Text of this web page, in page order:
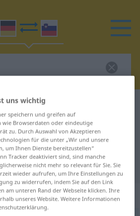
Wörterbuch
Übersetzung
Übersetzung
uns wichtig
speichern und greifen auf
wie Browserdaten oder eindeutige
zu. Durch Auswahl von Akzeptieren
für die unter „Wir und unsere
um Ihnen Dienste bereitzustellen“
Tracker deaktiviert sind, sind manche
nicht mehr so relevant für Sie. Sie
wieder aufrufen, um Ihre Einstellungen zu
zu widerrufen, indem Sie auf den Link
am unteren Rand der Webseite klicken. Ihre
unseres Website. Weitere Informationen